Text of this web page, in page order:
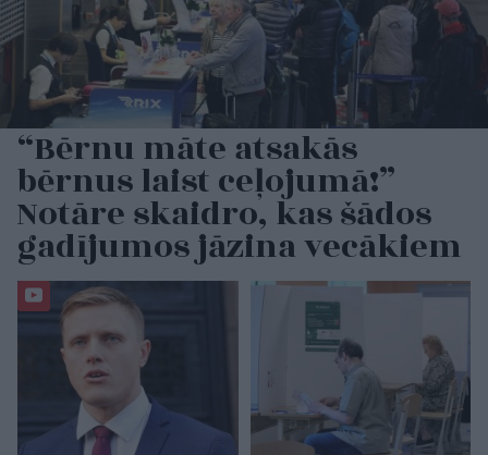
“Bērnu māte atsakās
bērnus laist ceļojumā!”
Notāre skaidro, kas šādos
gadījumos jāzina vecākiem